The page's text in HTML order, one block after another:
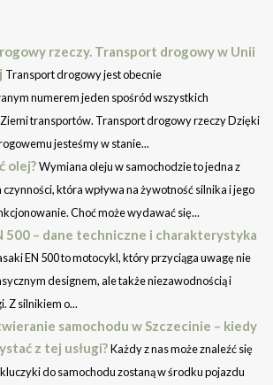
rzeczy. Transport drogowy w Unii
Transport drogowy jest obecnie
numerem jeden spośród wszystkich
transportów. Transport drogowy rzeczy Dzięki
jesteśmy w stanie...
olej?Wymiana oleju w samochodzie to jedna z
która wpływa na żywotność silnika i jego
Choć może wydawać się...
500 – dane techniczne i charakterystyka
EN 500 to motocykl, który przyciąga uwagę nie
designem, ale także niezawodnością i
Z silnikiem o...
samochodu w Szczecinie – kiedy
z tej usługi?Każdy z nas może znaleźć się
do samochodu zostaną w środku pojazdu